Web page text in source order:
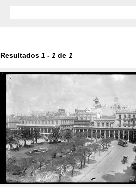
Resultados 1 - 1 de 1